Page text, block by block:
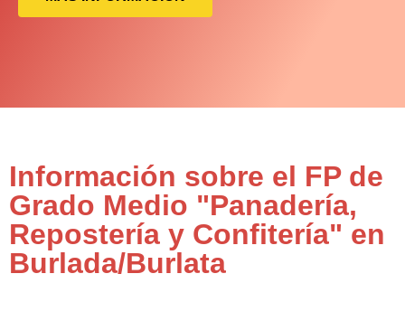
Información sobre el FP de
Grado Medio "Panadería,
Repostería y Confitería" en
Burlada/Burlata